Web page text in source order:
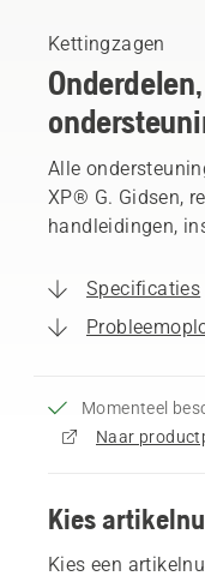
Kettingzagen
Alle
XP® G. Gidsen,
handleidingen,
Specificaties
Momenteel
Naar
Kies
Kies een